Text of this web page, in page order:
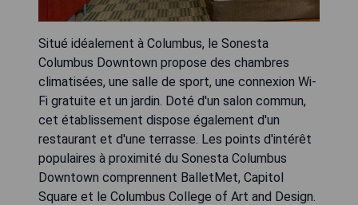
Situé idéalement à Columbus, le Sonesta
Columbus Downtown propose des chambres
climatisées, une salle de sport, une connexion Wi-
Fi gratuite et un jardin. Doté d'un salon commun,
cet établissement dispose également d'un
restaurant et d'une terrasse. Les points d'intérêt
populaires à proximité du Sonesta Columbus
Downtown comprennent BalletMet, Capitol
Square et le Columbus College of Art and Design.